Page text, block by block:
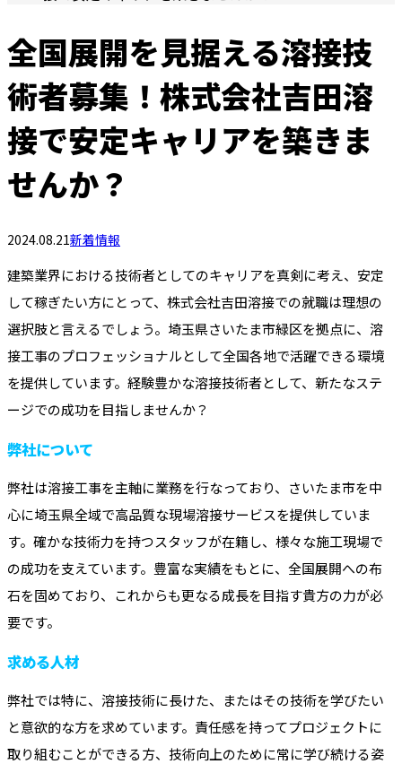
全国展開を見据える溶接技
術者募集！株式会社吉田溶
接で安定キャリアを築きま
せんか？
2024.08.21新着情報
建築業界における技術者としてのキャリアを真剣に考え、安定
して稼ぎたい方にとって、株式会社吉田溶接での就職は理想の
選択肢と言えるでしょう。埼玉県さいたま市緑区を拠点に、溶
接工事のプロフェッショナルとして全国各地で活躍できる環境
を提供しています。経験豊かな溶接技術者として、新たなステ
ージでの成功を目指しませんか？
弊社について
弊社は溶接工事を主軸に業務を行なっており、さいたま市を中
心に埼玉県全域で高品質な現場溶接サービスを提供していま
す。確かな技術力を持つスタッフが在籍し、様々な施工現場で
の成功を支えています。豊富な実績をもとに、全国展開への布
石を固めており、これからも更なる成長を目指す貴方の力が必
要です。
求める人材
弊社では特に、溶接技術に長けた、またはその技術を学びたい
と意欲的な方を求めています。責任感を持ってプロジェクトに
取り組むことができる方、技術向上のために常に学び続ける姿